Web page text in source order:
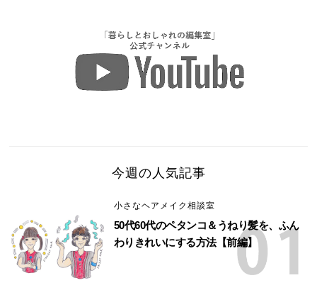
今週の人気記事
小さなヘアメイク相談室
50代60代のペタンコ＆うねり髪を、ふん
わりきれいにする方法【前編】